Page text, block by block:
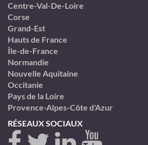
Centre-Val-De-Loire
Corse
Grand-Est
Hauts de France
Île-de-France
Normandie
Nouvelle Aquitaine
Occitanie
Pays de la Loire
Provence-Alpes-Côte d'Azur
RÉSEAUX SOCIAUX